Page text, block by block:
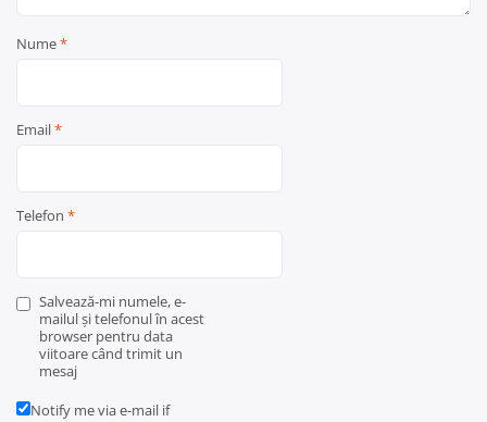
Nume*
Email*
Telefon *
Salvează-mi numele, e-
mailul și telefonul în acest
browser pentru data
viitoare când trimit un
mesaj
Notify me via e-mail if